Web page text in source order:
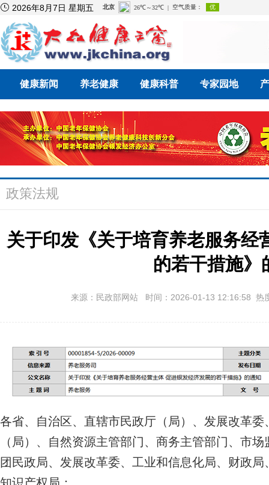
 2026年8月7日 星期五
健康新闻 养老健康 健康科普 专家园地
政策法规
关于印发《关于培育养老服务经
的若干措施》
来源：民政部网站 时间：2026-01-13 12:16:58 热
各省、自治区、直辖市民政厅（局）、发展改革
（局）、自然资源主管部门、商务主管部门、市
团民政局、发展改革委、工业和信息化局、财政